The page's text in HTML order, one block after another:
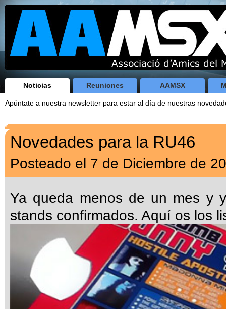
Noticias Reuniones AAMSX
Apúntate a nuestra newsletter para estar al día de nuestras
Novedades para la RU46
Posteado el 7 de Diciembre de
Ya queda menos de un mes y
stands confirmados. Aquí os los